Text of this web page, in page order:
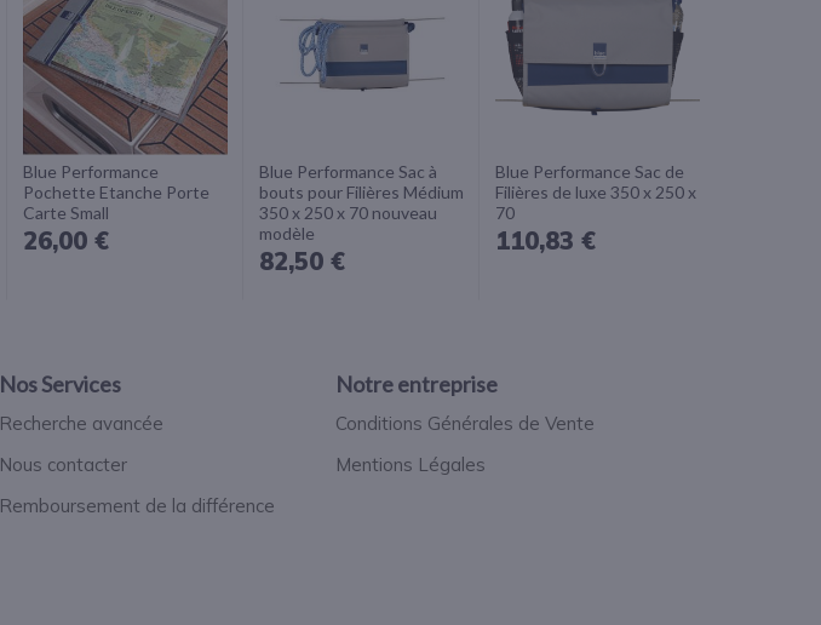
Blue Performance
Pochette Etanche Porte
Carte Small
26,00 €
Blue Performance Sac à
bouts pour Filières Médium
350 x 250 x 70 nouveau
modèle
82,50 €
Blue Performance Sac de
Filières de luxe 350 x 250 x
70
110,83 €
Nos Services
Recherche avancée
Nous contacter
Remboursement de la différence
Notre entreprise
Conditions Générales de Vente
Mentions Légales